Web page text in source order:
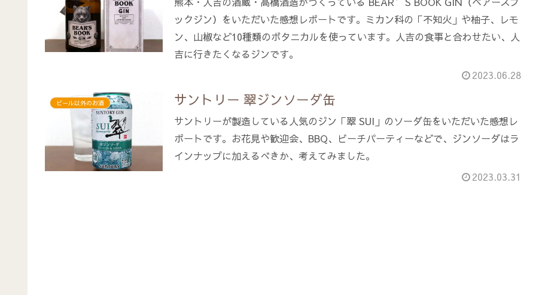
ックジン）をいただいた感想レポートです。ミカン科の「不知火」や柚子、レモ
ン、山椒など10種類のボタニカルを使っています。人吉の食事と合わせたい、人
吉に行きたくなるジンです。
2023.06.28
ビール以外のお酒 サントリー 翠ジンソーダ缶
サントリーが製造している人気のジン「翠 SUI」のソーダ缶をいただいた感想レ
ポートです。お花見や歓迎会、BBQ、ビーチパーティーなどで、ジンソーダはラ
インナップに加えるべきか、考えてみました。
2023.03.31